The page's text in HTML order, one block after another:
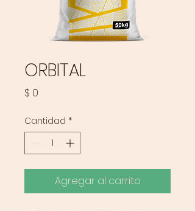
ORBITAL
$ 0
Cantidad *
Agregar al carrito